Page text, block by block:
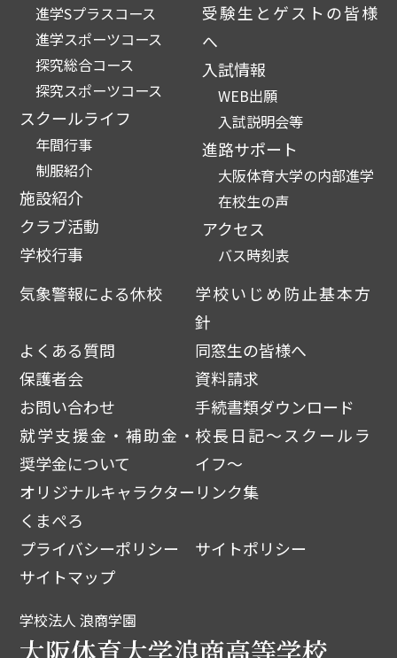
進学Sプラスコース
進学スポーツコース
探究総合コース
探究スポーツコース
スクールライフ
年間行事
制服紹介
施設紹介
クラブ活動
学校行事
受験生とゲストの皆様
へ
入試情報
WEB出願
入試説明会等
進路サポート
大阪体育大学の内部進学
在校生の声
アクセス
バス時刻表
気象警報による休校
学校いじめ防止基本方
針
よくある質問
同窓生の皆様へ
保護者会
資料請求
お問い合わせ
手続書類ダウンロード
就学支援金・補助金・
奨学金について
校長日記～スクールラ
イフ～
オリジナルキャラクター
くまぺろ
リンク集
プライバシーポリシー
サイトポリシー
サイトマップ
学校法人 浪商学園
大阪体育大学浪商高等学校